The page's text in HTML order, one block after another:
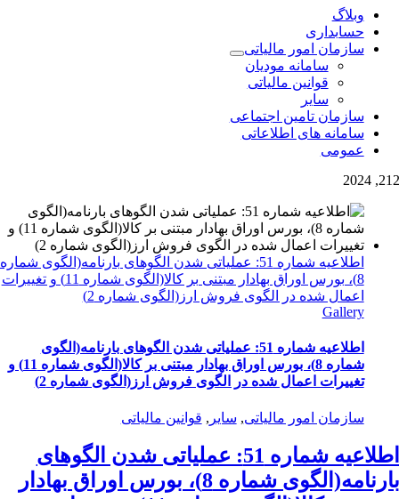
وبلاگ
حسابداری
سازمان امور مالیاتی
سامانه مودیان
قوانین مالیاتی
سایر
سازمان تامین اجتماعی
سامانه های اطلاعاتی
عمومی
212, 2024
اطلاعیه شماره 51: عملیاتی شدن الگوهای بارنامه(الگوی شماره
8)، بورس اوراق بهادار مبتنی بر کالا(الگوی شماره 11) و تغییرات
اعمال شده در الگوی فروش ارز(الگوی شماره 2)
Gallery
اطلاعیه شماره 51: عملیاتی شدن الگوهای بارنامه(الگوی
شماره 8)، بورس اوراق بهادار مبتنی بر کالا(الگوی شماره 11) و
تغییرات اعمال شده در الگوی فروش ارز(الگوی شماره 2)
سازمان امور مالیاتی, سایر , قوانین مالیاتی
اطلاعیه شماره 51: عملیاتی شدن الگوهای
بارنامه(الگوی شماره 8)، بورس اوراق بهادار